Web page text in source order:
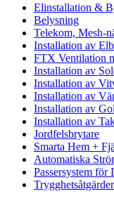
Elinstallation &
Belysning
Telekom, Mesh-
Installation av
FTX Ventilation
Installation av
Installation av
Installation av
Installation av
Installation av
Jordfelsbrytare
Smarta Hem +
Automatiska
Passersystem för